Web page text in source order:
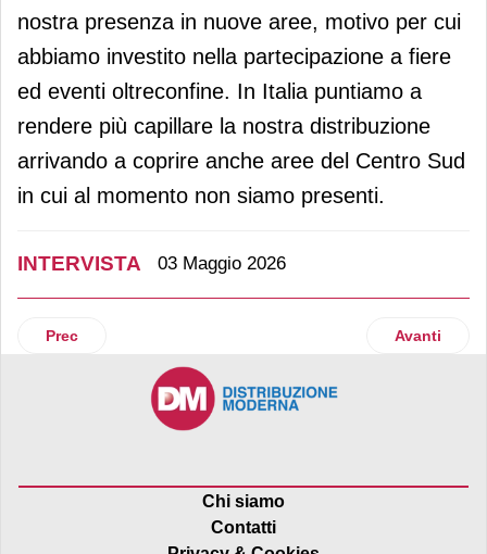
nostra presenza in nuove aree, motivo per cui
abbiamo investito nella partecipazione a fiere
ed eventi oltreconfine. In Italia puntiamo a
rendere più capillare la nostra distribuzione
arrivando a coprire anche aree del Centro Sud
in cui al momento non siamo presenti.
INTERVISTA 03 Maggio 2026
Articolo precedente: Brt investe su innovazione
Prec Articolo
Avanti
Chi siamo
Contatti